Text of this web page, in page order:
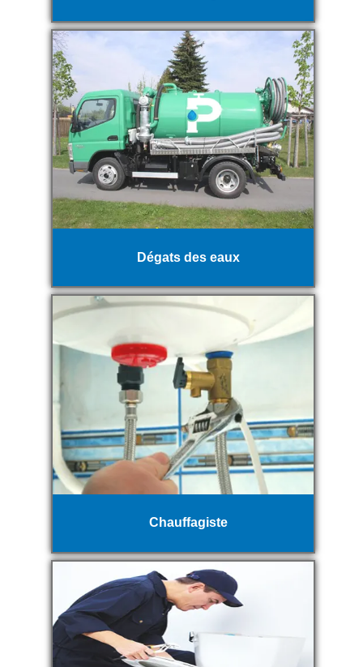
Dégats des eaux
Chauffagiste